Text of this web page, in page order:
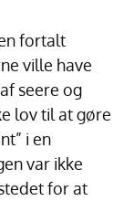
fortalt
ville have
seere og
lov til at gøre
i en
var ikke
for at